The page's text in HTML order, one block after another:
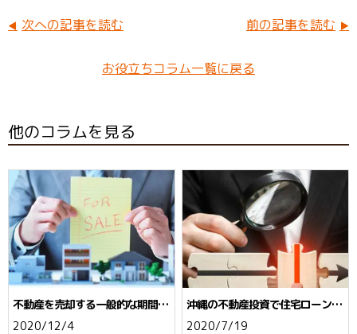
k
次への記事を読む 前の記事を読む
お役立ちコラム一覧に戻る
他のコラムを見る
不動産を売却する一般的な期間☆
なかなか売れない理由
2020/12/4
沖縄の不動産投資で住宅ローン？
ウソが起こした体験談
2020/7/19